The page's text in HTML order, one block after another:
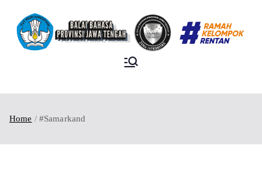
TENGAH
Home #Samarkand